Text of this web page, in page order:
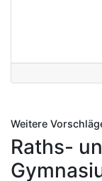
Weitere
Raths-